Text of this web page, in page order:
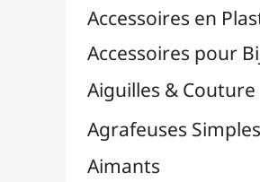
Crochets de Tricot
Divers
Effets Oxydation / Rouille
Emporte-Pièces & Perforatrices
Feuilles Métallisées & Foils
Feutrines & Caoutchouc Mousse
Fibres & Raphia